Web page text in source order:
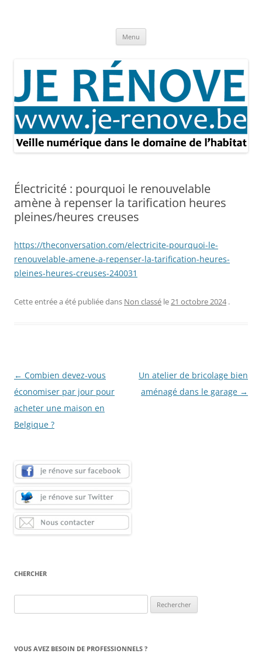
Menu
Électricité : pourquoi le renouvelable
amène à repenser la tarification heures
pleines/heures creuses
https://theconversation.com/electricite-pourquoi-le-
renouvelable-amene-a-repenser-la-tarification-heures-
pleines-heures-creuses-240031
Cette entrée a été publiée dans Non classé le21 octobre 2024 .
Navigation
des
articles
← Combien devez-vous
économiser par jour pour
acheter une maison en
Belgique ?
Un atelier de bricolage bien
aménagé dans le garage →
CHERCHER
VOUS AVEZ BESOIN DE PROFESSIONNELS ?